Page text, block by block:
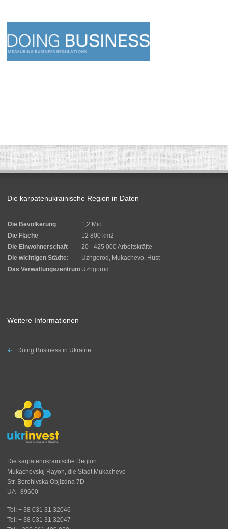
Die karpatenukrainische Region in Daten
Die Bevölkerung
1,2 Mio.
Die Fläche
12 800 km2
Die Einwohnerschaft
20 - 425 000 Arbeitskräfte
Die wichtigen Städte:
Uzhgorod, Mukachevo, Hust
Das Verwaltungszentrum Uzhgorod
Weitere Informationen
Doing Business in Ukraine
Die karpatenukrainische Region
Mukachevskij Rayon, die Stadt Mukachevo
Str. Berehivska Objizdna 7D
UA - 89600
Tel: + 38 031 31 32046
Tel: + 38 031 31 32047